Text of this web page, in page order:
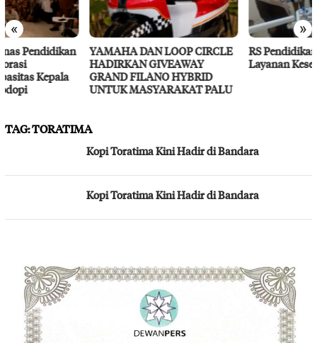
« »
YAMAHA DAN LOOP CIRCLE
HADIRKAN GIVEAWAY
GRAND FILANO HYBRID
UNTUK MASYARAKAT PALU
RS Pendidikan Untad Gelar
Layanan Kesehatan Gratis
TAG:TORATIMA
Kopi Toratima Kini Hadir di Bandara
Kopi Toratima Kini Hadir di Bandara